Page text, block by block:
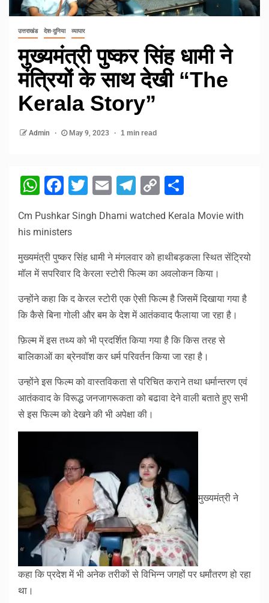
उत्तराखंड देश-दुनिया व्यापार
मुख्यमंत्री पुष्कर सिंह धामी ने
मंत्रियों के साथ देखी “The
Kerala Story”
Admin May 9, 2023 1 min read
WhatsApp
Facebook
Twitter
EmailTelegram
Copy
Cm Pushkar Singh Dhami watched Kerala Movie with
his ministers
मुख्यमंत्री पुष्कर सिंह धामी ने मंगलवार को हाथीबड़कला स्थित सेंट्रियो
मॉल में सपरिवार दि केरला स्टोरी फिल्म का अवलोकन किया।
उन्होंने कहा कि द केरल स्टोरी एक ऐसी फिल्म है जिसमें दिखाया गया है
कि कैसे बिना गोली और बम के देश में आतंकवाद फैलाया जा रहा है।
फ़िल्म में इस तथ्य को भी प्रदर्शित किया गया है कि किस तरह से
बालिकाओं का ब्रेनवॉश कर धर्म परिवर्तन किया जा रहा है।
उन्होंने इस फिल्म को वास्तविकता से परिचित कराने तथा धर्मान्तरण एवं
आतंकवाद के विरूद्ध जनजागरूकता को बढावा देने वाली बताते हुए सभी
से इस फिल्म को देखने की भी अपेक्षा की।
मुख्यमंत्री ने
कहा कि प्रदेश में भी अनेक तरीकों से विभिन्न जगहों पर धर्मांतरण हो रहा
था।